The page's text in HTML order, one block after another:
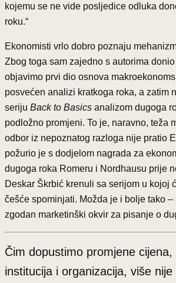
kojemu se ne vide posljedice odluka
roku.“
Ekonomisti vrlo dobro poznaju
Zbog toga sam zajedno s autorima
objavimo prvi dio osnova
posvećen analizi kratkoga roka, a zatim
seriju Back to Basics analizom dugoga
podložno promjeni. To je, naravno, teža
odbor iz nepoznatog razloga nije pratio
požurio je s dodjelom nagrada za
dugoga roka Romeru i Nordhausu prije
Deskar Škrbić krenuli sa serijom u kojoj
češće spominjati. Možda je i bolje tako
zgodan marketinški okvir za pisanje o
Čim dopustimo promjene cijena,
institucija i organizacija, više